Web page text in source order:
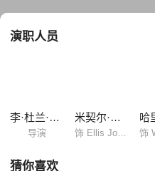
老，而是永远的停留在了27岁。 拥
的生命。
演职人员
李·杜兰·克里格
导演
米契尔·哈思曼
猜你喜欢